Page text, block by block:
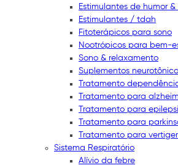
Estimulantes de humor
Estimulantes / tdah
Fitoterápicos para sono
Nootrópicos para bem-
Sono & relaxamento
Suplementos
Tratamento
Tratamento para
Tratamento para
Tratamento para
Tratamento para
Sistema Respiratório
Alívio da febre